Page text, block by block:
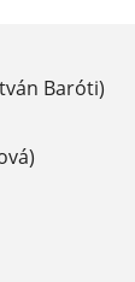
Baróti)